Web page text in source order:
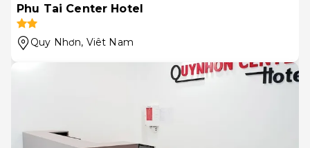
Phu Tai Center Hotel
Quy Nhơn, Viêt Nam